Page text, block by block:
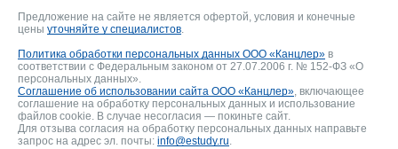
Предложение на сайте не является офертой, условия и конечные
цены уточняйте у специалистов.
Политика обработки персональных данных ООО «Канцлер» в
соответствии с Федеральным законом от 27.07.2006 г. № 152-ФЗ «О
персональных данных».
Соглашение об использовании сайта ООО «Канцлер», включающее
соглашение на обработку персональных данных и использование
файлов cookie. В случае несогласия — покиньте сайт.
Для отзыва согласия на обработку персональных данных направьте
запрос на адрес эл. почты: info@estudy.ru.